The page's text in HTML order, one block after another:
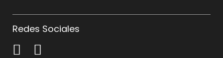
Redes Sociales